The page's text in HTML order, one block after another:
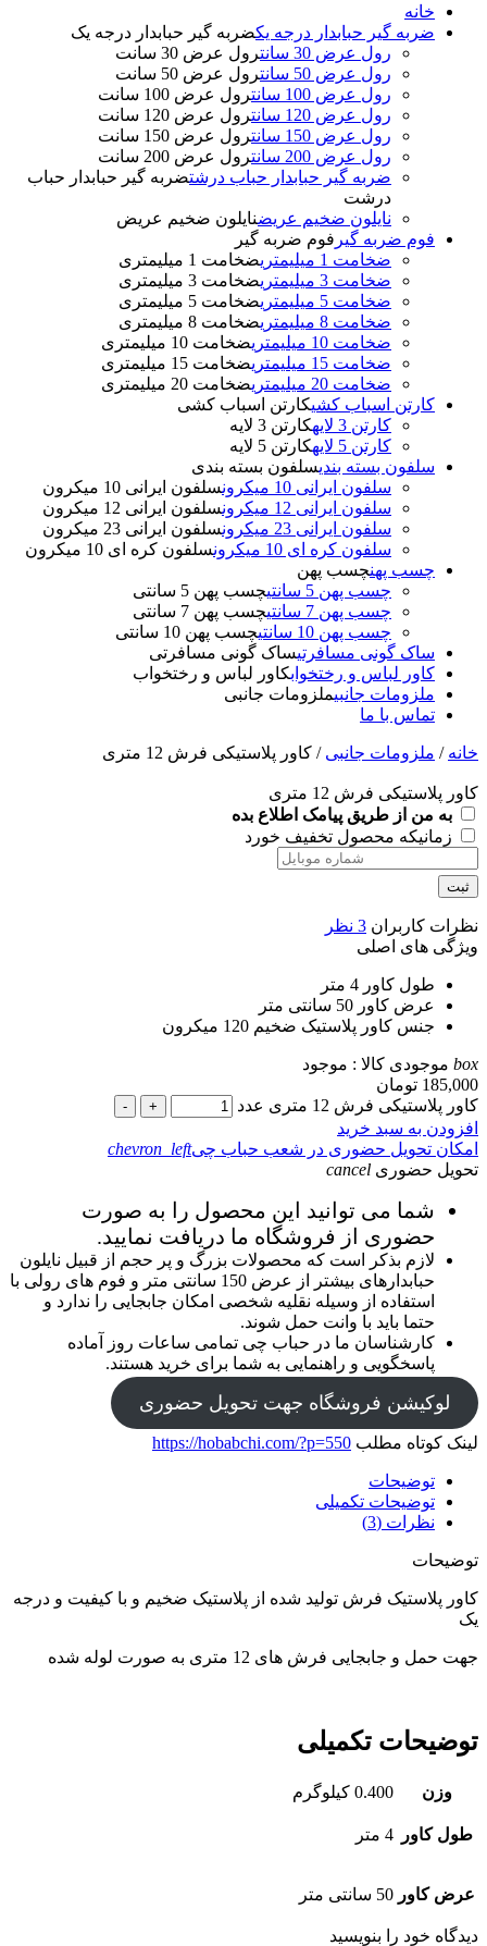
خانه
ضربه گیر حبابدار درجه یکضربه گیر حبابدار درجه یک
رول عرض 30 سانت
رول عرض 30 سانت
رول عرض 50 سانت
رول عرض 50 سانت
رول عرض 100 سانت
رول عرض 100 سانت
رول عرض 120 سانت
رول عرض 120 سانت
رول عرض 150 سانت
رول عرض 150 سانت
رول عرض 200 سانت
رول عرض 200 سانت
ضربه گیر حبابدار حباب درشتضربه گیر حبابدار حباب
درشت
نایلون ضخیم عریضنایلون ضخیم عریض
فوم ضربه گیر فوم ضربه گیر
ضخامت 1 میلیمتری
ضخامت 1 میلیمتری
ضخامت 3 میلیمتری
ضخامت 3 میلیمتری
ضخامت 5 میلیمتری
ضخامت 5 میلیمتری
ضخامت 8 میلیمتری
ضخامت 8 میلیمتری
ضخامت 10 میلیمتری
ضخامت 10 میلیمتری
ضخامت 15 میلیمتری
ضخامت 15 میلیمتری
ضخامت 20 میلیمتری
ضخامت 20 میلیمتری
کارتن اسباب کشیکارتن اسباب کشی
کارتن 3 لایه
کارتن 3 لایه
کارتن 5 لایه
کارتن 5 لایه
سلفون بسته بندیسلفون بسته بندی
سلفون ایرانی 10 میکرون
سلفون ایرانی 10 میکرون
سلفون ایرانی 12 میکرون
سلفون ایرانی 12 میکرون
سلفون ایرانی 23 میکرون
سلفون ایرانی 23 میکرون
سلفون کره ای 10 میکرون
سلفون کره ای 10 میکرون
چسب پهنچسب پهن
چسب پهن 5 سانتی
چسب پهن 5 سانتی
چسب پهن 7 سانتی
چسب پهن 7 سانتی
چسب پهن 10 سانتی
چسب پهن 10 سانتی
ساک گونی مسافرتیساک گونی مسافرتی
کاور لباس و رختخوابکاور لباس و رختخواب
ملزومات جانبیملزومات جانبی
تماس با ما
خانه / ملزومات جانبی / کاور پلاستیکی فرش 12 متری
کاور پلاستیکی فرش 12 متری
به من از طریق پیامک اطلاع بده
زمانیکه محصول تخفیف خورد
ثبت
نظرات کاربران 3 نظر
ویژگی های اصلی
طول کاور 4 متر
عرض کاور 50 سانتی متر
جنس کاور پلاستیک ضخیم 120 میکرون
box موجودی کالا : موجود
185,000 تومان
کاور پلاستیکی فرش 12 متری عدد
+
-
افزودن به سبد خرید
امکان تحویل حضوری در شعب حباب چیchevron_left
تحویل حضوری cancel
شما می توانید این محصول را به صورت
حضوری از فروشگاه ما دریافت نمایید.
لازم بذکر است که محصولات بزرگ و پر حجم از قبیل نایلون
حبابدارهای بیشتر از عرض 150 سانتی متر و فوم های رولی با
استفاده از وسیله نقلیه شخصی امکان جابجایی را ندارد و
حتما باید با وانت حمل شوند.
کارشناسان ما در حباب چی تمامی ساعات روز آماده
پاسخگویی و راهنمایی به شما برای خرید هستند.
لوکیشن فروشگاه جهت تحویل حضوری
لینک کوتاه مطلب https://hobabchi.com/?p=550
توضیحات
توضیحات تکمیلی
نظرات (3)
توضیحات
کاور پلاستیک فرش تولید شده از پلاستیک ضخیم و با کیفیت و درجه
یک
جهت حمل و جابجایی فرش های 12 متری به صورت لوله شده
توضیحات تکمیلی
وزن 0.400 کیلوگرم
طول کاور 4 متر
عرض کاور 50 سانتی متر
دیدگاه خود را بنویسید